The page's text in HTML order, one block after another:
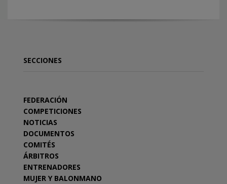
SECCIONES
FEDERACIÓN
COMPETICIONES
NOTICIAS
DOCUMENTOS
COMITÉS
ÁRBITROS
ENTRENADORES
MUJER Y BALONMANO